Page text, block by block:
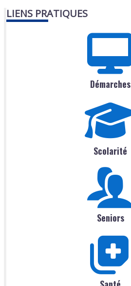
LIENS PRATIQUES
Démarches
Scolarité
Seniors